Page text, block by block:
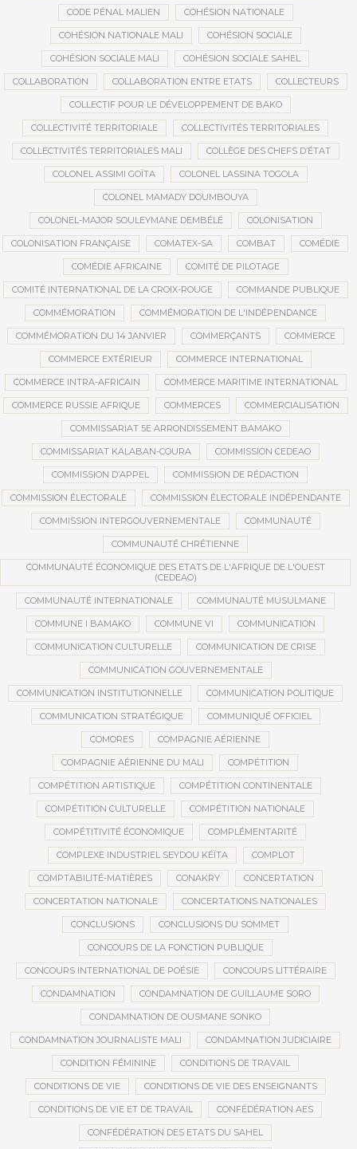
CODE PÉNAL MALIEN COHÉSION NATIONALE
COHÉSION NATIONALE MALI COHÉSION SOCIALE
COHÉSION SOCIALE MALI COHÉSION SOCIALE SAHEL
COLLABORATION COLLABORATION ENTRE ETATS COLLECTEURS
COLLECTIF POUR LE DÉVELOPPEMENT DE BAKO
COLLECTIVITÉ TERRITORIALE COLLECTIVITÉS TERRITORIALES
COLLECTIVITÉS TERRITORIALES MALI COLLÈGE DES CHEFS D’ÉTAT
COLONEL ASSIMI GOÏTA COLONEL LASSINA TOGOLA
COLONEL MAMADY DOUMBOUYA
COLONEL-MAJOR SOULEYMANE DEMBÉLÉ COLONISATION
COLONISATION FRANÇAISE COMATEX-SA COMBAT COMÉDIE
COMÉDIE AFRICAINE COMITÉ DE PILOTAGE
COMITÉ INTERNATIONAL DE LA CROIX-ROUGE COMMANDE PUBLIQUE
COMMÉMORATION COMMÉMORATION DE L'INDÉPENDANCE
COMMÉMORATION DU 14 JANVIER COMMERÇANTS COMMERCE
COMMERCE EXTÉRIEUR COMMERCE INTERNATIONAL
COMMERCE INTRA-AFRICAIN COMMERCE MARITIME INTERNATIONAL
COMMERCE RUSSIE AFRIQUE COMMERCES COMMERCIALISATION
COMMISSARIAT 5E ARRONDISSEMENT BAMAKO
COMMISSARIAT KALABAN-COURA COMMISSION CEDEAO
COMMISSION D’APPEL COMMISSION DE RÉDACTION
COMMISSION ÉLECTORALE COMMISSION ÉLECTORALE INDÉPENDANTE
COMMISSION INTERGOUVERNEMENTALE COMMUNAUTÉ
COMMUNAUTÉ CHRÉTIENNE
COMMUNAUTÉ ÉCONOMIQUE DES ETATS DE L'AFRIQUE DE L'OUEST
(CEDEAO)
COMMUNAUTÉ INTERNATIONALE COMMUNAUTÉ MUSULMANE
COMMUNE I BAMAKO COMMUNE VI COMMUNICATION
COMMUNICATION CULTURELLE COMMUNICATION DE CRISE
COMMUNICATION GOUVERNEMENTALE
COMMUNICATION INSTITUTIONNELLE COMMUNICATION POLITIQUE
COMMUNICATION STRATÉGIQUE COMMUNIQUÉ OFFICIEL
COMORES COMPAGNIE AÉRIENNE
COMPAGNIE AÉRIENNE DU MALI COMPÉTITION
COMPÉTITION ARTISTIQUE COMPÉTITION CONTINENTALE
COMPÉTITION CULTURELLE COMPÉTITION NATIONALE
COMPÉTITIVITÉ ÉCONOMIQUE COMPLÉMENTARITÉ
COMPLEXE INDUSTRIEL SEYDOU KÉÏTA COMPLOT
COMPTABILITÉ-MATIÈRES CONAKRY CONCERTATION
CONCERTATION NATIONALE CONCERTATIONS NATIONALES
CONCLUSIONS CONCLUSIONS DU SOMMET
CONCOURS DE LA FONCTION PUBLIQUE
CONCOURS INTERNATIONAL DE POÉSIE CONCOURS LITTÉRAIRE
CONDAMNATION CONDAMNATION DE GUILLAUME SORO
CONDAMNATION DE OUSMANE SONKO
CONDAMNATION JOURNALISTE MALI CONDAMNATION JUDICIAIRE
CONDITION FÉMININE CONDITIONS DE TRAVAIL
CONDITIONS DE VIE CONDITIONS DE VIE DES ENSEIGNANTS
CONDITIONS DE VIE ET DE TRAVAIL CONFÉDÉRATION AES
CONFÉDÉRATION DES ETATS DU SAHEL